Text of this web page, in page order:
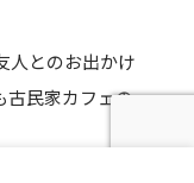
人とのお出かけ
古民家カフェの